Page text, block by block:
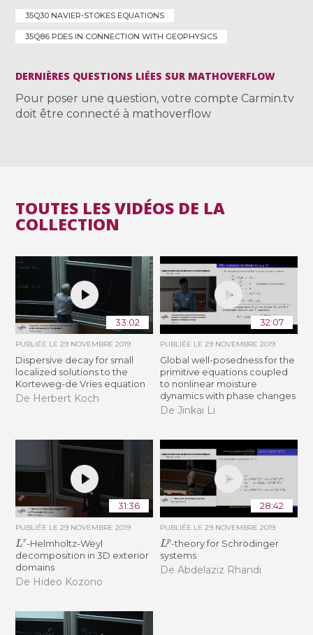
35Q30 NAVIER-STOKES EQUATIONS
35Q86 PDES IN CONNECTION WITH GEOPHYSICS
DERNIÈRES QUESTIONS LIÉES SUR MATHOVERFLOW
Pour poser une question, votre compte Carmin.tv
doit être connecté à mathoverflow
TOUTES LES VIDÉOS DE LA
COLLECTION
33:02
PUBLIÉE LE29 NOVEMBRE 2019
Dispersive decay for small
localized solutions to the
Korteweg-de Vries equation
De Herbert Koch
32:07
PUBLIÉE LE 29 NOVEMBRE 2019
Global well-posedness for the
primitive equations coupled
to nonlinear moisture
dynamics with phase changes
De Jinkai Li
31:36
PUBLIÉE LE29 NOVEMBRE 2019
Lr-Helmholtz-Weyl
decomposition in 3D exterior
domains
De Hideo Kozono
28:42
PUBLIÉE LE 29 NOVEMBRE 2019
Lp-theory for Schrödinger
systems
De Abdelaziz Rhandi